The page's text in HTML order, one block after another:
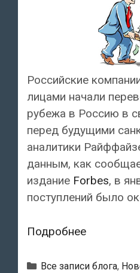
Российские
лицами начали
рубежа в Россию в
перед будущими
аналитики
данным, как
издание Forbes, в
поступлений было
ПодробнееРоссийские
перевели
Рубрики
Все записи блога,